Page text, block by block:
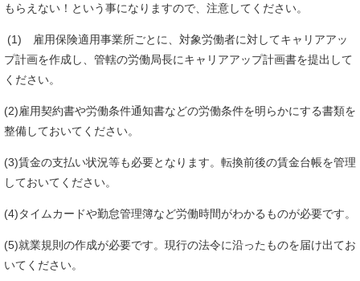
もらえない！という事になりますので、注意してください。
(1) 雇用保険適用事業所ごとに、対象労働者に対してキャリアアッ
プ計画を作成し、管轄の労働局長にキャリアアップ計画書を提出して
ください。
(2)雇用契約書や労働条件通知書などの労働条件を明らかにする書類を
整備しておいてください。
(3)賃金の支払い状況等も必要となります。転換前後の賃金台帳を管理
しておいてください。
(4)タイムカードや勤怠管理簿など労働時間がわかるものが必要です。
(5)就業規則の作成が必要です。現行の法令に沿ったものを届け出てお
いてください。